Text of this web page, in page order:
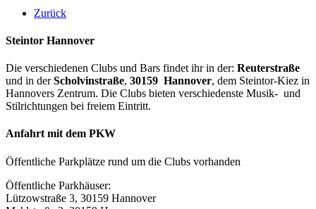
Zurück
Steintor Hannover
Die verschiedenen Clubs und Bars findet ihr in der: Reuterstraße
und in derScholvinstraße, 30159 Hannover, dem Steintor-Kiez in
Hannovers Zentrum. Die Clubs bieten verschiedenste Musik- und
Stilrichtungen bei freiem Eintritt.
Anfahrt mit dem PKW
Öffentliche Parkplätze rund um die Clubs vorhanden
Öffentliche Parkhäuser:
Lützowstraße 3, 30159 Hannover